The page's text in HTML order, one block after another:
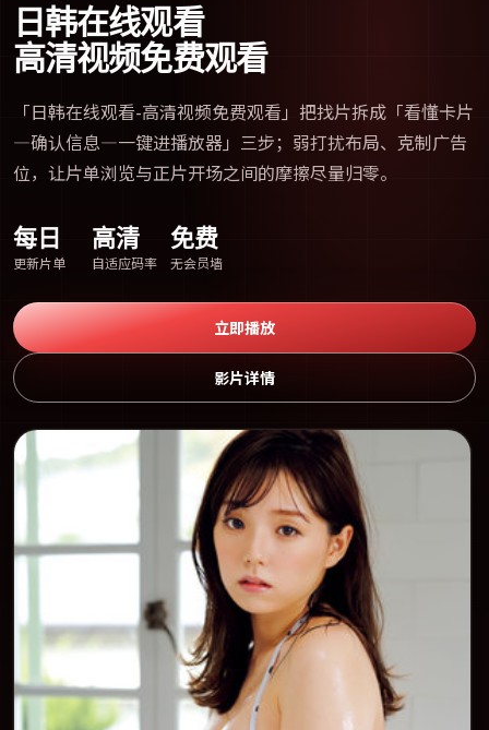
日韩在线观看
高清视频免费观看
「日韩在线观看-高清视频免费观看 」把找片拆成「看懂卡片
—确认信息—一键进播放器」三步；弱打扰布局、克制广告
位，让片单浏览与正片开场之间的摩擦尽量归零。
每日
更新片单
高清
自适应码率
免费
无会员墙
立即播放
影片详情